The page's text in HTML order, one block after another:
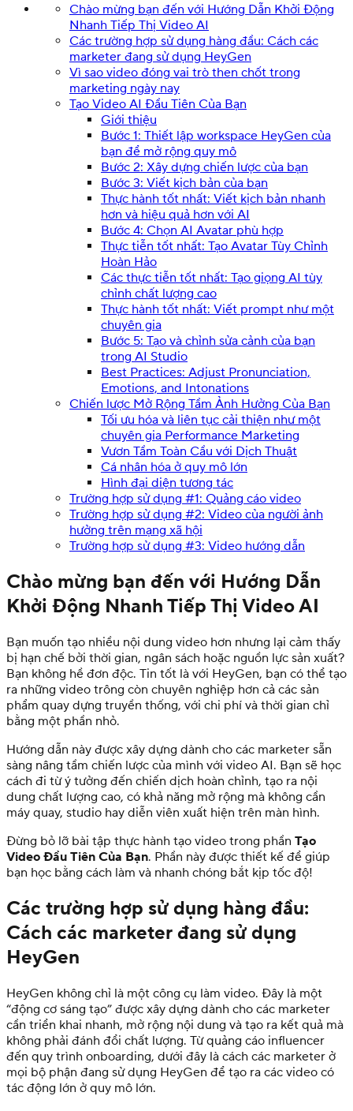
Chào mừng bạn đến với Hướng Dẫn Khởi Động
Nhanh Tiếp Thị Video AI
Các trường hợp sử dụng hàng đầu: Cách các
marketer đang sử dụng HeyGen
Vì sao video đóng vai trò then chốt trong
marketing ngày nay
Tạo Video AI Đầu Tiên Của Bạn
Giới thiệu
Bước 1: Thiết lập workspace HeyGen của
bạn để mở rộng quy mô
Bước 2: Xây dựng chiến lược của bạn
Bước 3: Viết kịch bản của bạn
Thực hành tốt nhất: Viết kịch bản nhanh
hơn và hiệu quả hơn với AI
Bước 4: Chọn AI Avatar phù hợp
Thực tiễn tốt nhất: Tạo Avatar Tùy Chỉnh
Hoàn Hảo
Các thực tiễn tốt nhất: Tạo giọng AI tùy
chỉnh chất lượng cao
Thực hành tốt nhất: Viết prompt như một
chuyên gia
Bước 5: Tạo và chỉnh sửa cảnh của bạn
trong AI Studio
Best Practices: Adjust Pronunciation,
Emotions, and Intonations
Chiến lược Mở Rộng Tầm Ảnh Hưởng Của Bạn
Tối ưu hóa và liên tục cải thiện như một
chuyên gia Performance Marketing
Vươn Tầm Toàn Cầu với Dịch Thuật
Cá nhân hóa ở quy mô lớn
Hình đại diện tương tác
Trường hợp sử dụng #1: Quảng cáo video
Trường hợp sử dụng #2: Video của người ảnh
hưởng trên mạng xã hội
Trường hợp sử dụng #3: Video hướng dẫn
Chào mừng bạn đến với Hướng Dẫn
Khởi Động Nhanh Tiếp Thị Video AI
Bạn muốn tạo nhiều nội dung video hơn nhưng lại cảm thấy
bị hạn chế bởi thời gian, ngân sách hoặc nguồn lực sản xuất?
Bạn không hề đơn độc. Tin tốt là với HeyGen, bạn có thể tạo
ra những video trông còn chuyên nghiệp hơn cả các sản
phẩm quay dựng truyền thống, với chi phí và thời gian chỉ
bằng một phần nhỏ.
Hướng dẫn này được xây dựng dành cho các marketer sẵn
sàng nâng tầm chiến lược của mình với video AI. Bạn sẽ học
cách đi từ ý tưởng đến chiến dịch hoàn chỉnh, tạo ra nội
dung chất lượng cao, có khả năng mở rộng mà không cần
máy quay, studio hay diễn viên xuất hiện trên màn hình.
Đừng bỏ lỡ bài tập thực hành tạo video trong phần Tạo
Video Đầu Tiên Của Bạn. Phần này được thiết kế để giúp
bạn học bằng cách làm và nhanh chóng bắt kịp tốc độ!
Các trường hợp sử dụng hàng đầu:
Cách các marketer đang sử dụng
HeyGen
HeyGen không chỉ là một công cụ làm video. Đây là một
“động cơ sáng tạo” được xây dựng dành cho các marketer
cần triển khai nhanh, mở rộng nội dung và tạo ra kết quả mà
không phải đánh đổi chất lượng. Từ quảng cáo influencer
đến quy trình onboarding, dưới đây là cách các marketer ở
mọi bộ phận đang sử dụng HeyGen để tạo ra các video có
tác động lớn ở quy mô lớn.